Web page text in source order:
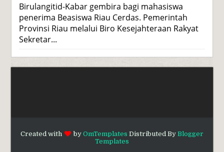
Birulangitid-Kabar gembira bagi mahasiswa
penerima Beasiswa Riau Cerdas. Pemerintah
Provinsi Riau melalui Biro Kesejahteraan Rakyat
Sekretar...
Created with by OmTemplates Distributed By Blogger
Templates